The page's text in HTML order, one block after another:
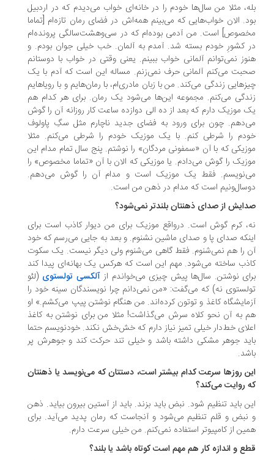
مثلا من سال‌ها خودم را در خانه‌ای خواب می‌دیدم که در اردبیل
الان خواب‌هایی که می‌بینم همه‌اش در فضای رمان تازه‌ام [تماما
است. من آدمی بوده‌ام که در سی‌و‌هشت‌سالگی پرونده‌ام
کشورِ خودم بسته شد. آمدم به آلمان. خب خیلی جوان بودم. و
نمی‌توانم آلمانی خواب ببینم. یعنی وقتی در خواب با دوستانم
می‌کنم آلمانی حرف نمی‌زنم. مساله این است که آدم با یک
زندگی می‌کند. من با زبان مادری‌ام، با رمان‌هایم و با رویاهایم
می‌کنم. مجموعه‌ این‌ها می‌شود یک رمان. برای هر کدام هم
موزیک دارم که بعد از ده الی دوازده ساعت کار روزانه آن را گوش
چون برای ورود به فضای جدید ناچارم مثل سگِ پاولوف
را شرطی کنم. با یک موزیک خودم را شرطی می‌کنم. مثلا
که با آن «سمفونی مردگان» را نوشتم. پنج سال تمام مدام این
را گوش می‌دادم. یا موزیکی که الان با آن «تماما مخصوص» را
فقط یک موزیک است و مدام آن را گوش می‌دهم.
است که مدام در ذهن من است.
از صدای ذهنتان بلندتر نمی‌شود؟
کرم گوش است. درواقع موزیک برای من دیوار کاذب است برای
صدای پا و صدای ماشین نشنوم. و بعد به جایی می‌رسم که خود
را هم نمی‌شنوم. فقط گاهی می‌شنوم ولی دیگر نیست. یک سکوت
ساخته می‌شود. مهم این است که هرکس یک بهانه‌ای پیدا کند
نوشتن. سال‌ها پیش چیزی می‌خواندم ازآلکسی تولستوی(لئو
نه) که می‌گفت: «من نمی‌دانم چرا نویسندگان سینه‌ خود را
کاغذ و توتون کرده‌اند. من هنگام نوشتن پیپ می‌کشم.» او
به آن نحو کلاه سرش می‌گذاشت! مثلا من برای نوشتن به کاغذ
خط‌دار خیلی تمیز نیاز دارم که خش‌خش نکند. خودنویسم حتما
جوهر مشکی داشته باشد و خیلی تند حرکت کند و جوهرش پر
روزها سرعت کدام بیشتر است، دستتان که می‌نویسد یا ذهنتان
روایت می‌کند؟
باید تنظیم شود. نبض باید بزند. باید از آستین بیرون بیاید. ذهن
و قلم تنظیم می‌شود و آنجاست که رمان پدید می‌آید. برای
از کامپیوتر استفاده نمی‌کنم. من خیلی سرعت دارم.
و اندازه‌ کار هم مهم است کوتاه باشد یا بلند؟